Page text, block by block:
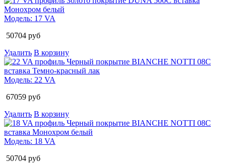
Модель: 17 VA
50704 руб
Удалить В корзину
Модель: 22 VA
67059 руб
Удалить В корзину
Модель: 18 VA
50704 руб